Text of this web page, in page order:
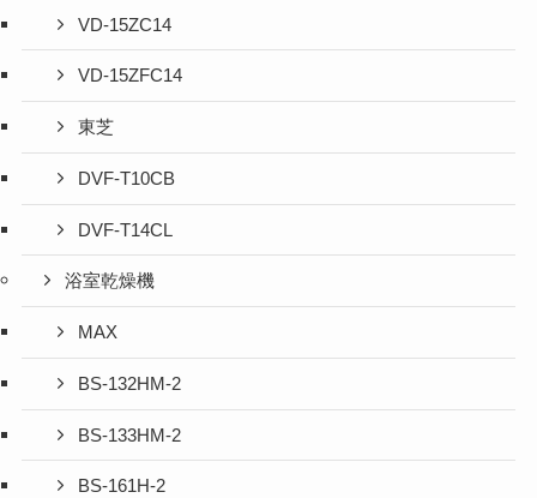
VD-15ZC14
VD-15ZFC14
東芝
DVF-T10CB
DVF-T14CL
浴室乾燥機
MAX
BS-132HM-2
BS-133HM-2
BS-161H-2